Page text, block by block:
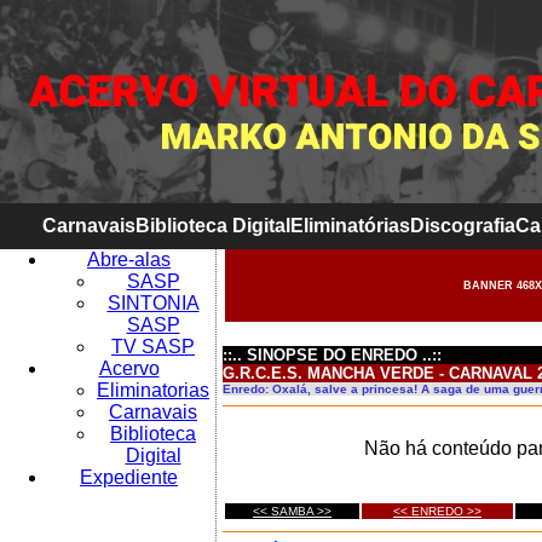
CarnavaisBiblioteca Digital EliminatóriasDiscografia
Abre-alas
SASP
SINTONIA
SASP
TV SASP
Acervo
Eliminatorias
Carnavais
Biblioteca
Digital
Expediente
BANNER
::.. SINOPSE DO ENREDO ..::
G.R.C.E.S. MANCHA VERDE - CARNAVAL
Enredo: Oxalá, salve a princesa! A saga de uma
Não há conteúdo
<< SAMBA >> << ENREDO >>